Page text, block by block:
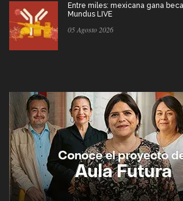
Entre miles: mexicana gana
Mundus LIVE
05 Agosto 2026